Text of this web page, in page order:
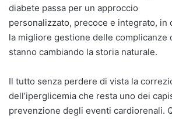
diabete passa per un approccio
personalizzato, precoce e integrato, in
la migliore gestione delle complicanze
stanno cambiando la storia naturale.
Il tutto senza perdere di vista la
dell’iperglicemia che resta uno dei
prevenzione degli eventi cardiorenali.